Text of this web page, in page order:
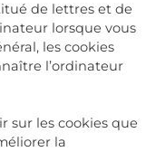
de lettres et de
lorsque vous
les cookies
l’ordinateur
sur les cookies que
la